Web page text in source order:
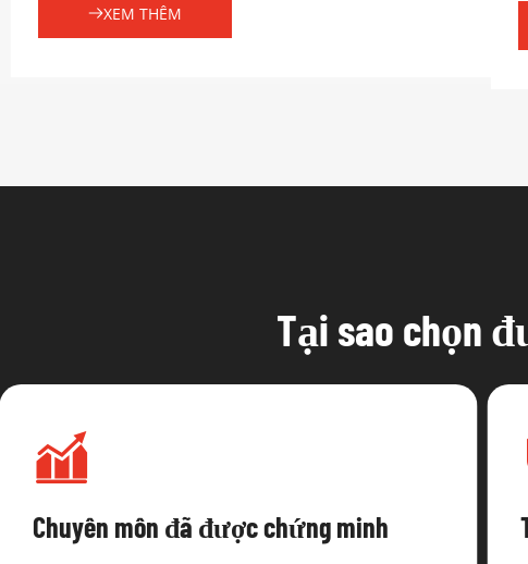
XEM THÊM
Tại sao chọn
Chuyên môn đã được chứng minh